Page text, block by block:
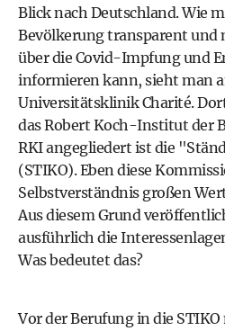
Blick nach Deutschland. Wie
Bevölkerung transparent und
über die Covid-Impfung und
informieren kann, sieht man
Universitätsklinik Charité.
das Robert Koch-Institut der
RKI angegliedert ist die
(STIKO). Eben diese
Selbstverständnis großen
Aus diesem Grund
ausführlich die
Was bedeutet das?
Vor der Berufung in die